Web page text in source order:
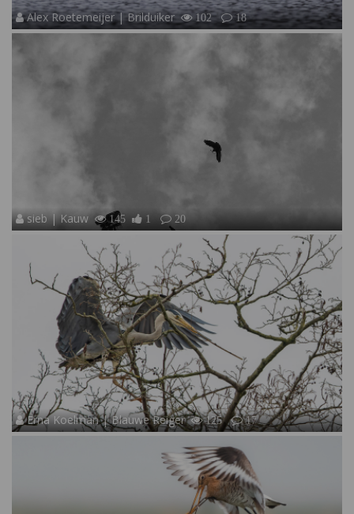
Alex Roetemeijer | Brilduiker 102 18
sieb | Kauw 145 1 20
Erna Koelman | Blauwe Reiger 125 17